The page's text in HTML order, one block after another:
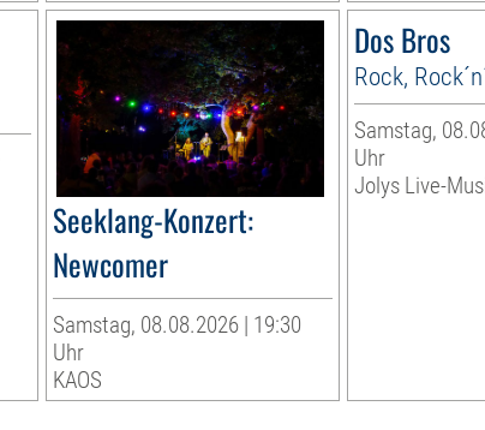
Seeklang-Konzert:
Newcomer
Samstag, 08.08.2026 | 19:30
Uhr
KAOS
Dos Bros
Rock,
Samstag,
Uhr
Jolys Live-